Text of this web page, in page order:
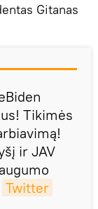
Gitanas
Tikimės
ir JAV
Twitter